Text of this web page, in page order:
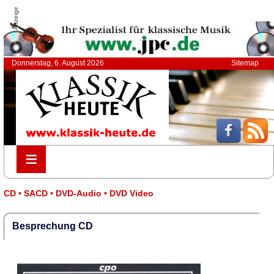
Anzeige
Donnerstag, 6. August 2026 Sitemap
≡
≡
CD • SACD • DVD-Audio • DVD Video
Besprechung CD